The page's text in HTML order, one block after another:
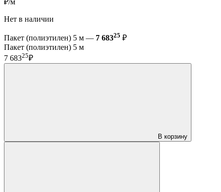
Нет в наличии
Пакет (полиэтилен) 5 м — 7 68325 ₽
Пакет (полиэтилен) 5 м
7 68325₽
В корзину